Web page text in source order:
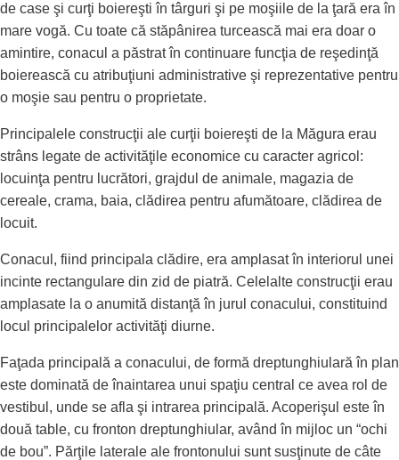
de case şi curţi boiereşti în târguri şi pe moşiile de la ţară era în
mare vogă. Cu toate că stăpânirea turcească mai era doar o
amintire, conacul a păstrat în continuare funcţia de reşedinţă
boierească cu atribuţiuni administrative şi reprezentative pentru
o moşie sau pentru o proprietate.
Principalele construcţii ale curţii boiereşti de la Măgura erau
strâns legate de activităţile economice cu caracter agricol:
locuinţa pentru lucrători, grajdul de animale, magazia de
cereale, crama, baia, clădirea pentru afumătoare, clădirea de
locuit.
Conacul, fiind principala clădire, era amplasat în interiorul unei
incinte rectangulare din zid de piatră. Celelalte construcţii erau
amplasate la o anumită distanţă în jurul conacului, constituind
locul principalelor activităţi diurne.
Faţada principală a conacului, de formă dreptunghiulară în plan
este dominată de înaintarea unui spaţiu central ce avea rol de
vestibul, unde se afla şi intrarea principală. Acoperişul este în
două table, cu fronton dreptunghiular, având în mijloc un “ochi
de bou”. Părţile laterale ale frontonului sunt susţinute de câte